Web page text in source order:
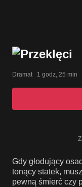
Dramat   1 godz, 25 min
Gdy głodujący
tonący statek,
pewną śmierć czy